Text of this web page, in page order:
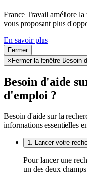
France Travail améliore la
vous proposant plus
En savoir plus
Fermer
× Fermer la fenêtre Besoin
Besoin d'aide
d'emploi ?
Besoin d'aide sur la
informations essentielles
1. Lancer votre
Pour lancer une
un des deux champs